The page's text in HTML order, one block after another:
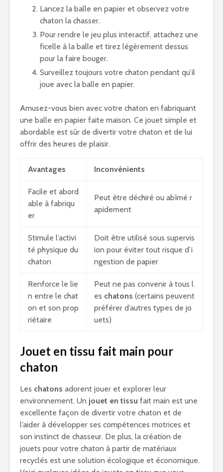
Lancez la balle en papier et observez votre
chaton la chasser.
Pour rendre le jeu plus interactif, attachez une
ficelle à la balle et tirez légèrement dessus
pour la faire bouger.
Surveillez toujours votre chaton pendant qu’il
joue avec la balle en papier.
Amusez-vous bien avec votre chaton en fabriquant
une balle en papier faite maison. Ce jouet simple et
abordable est sûr de divertir votre chaton et de lui
offrir des heures de plaisir.
Avantages Inconvénients
Facile et abord
able à fabriqu
er
Peut être déchiré ou abîmé r
apidement
Stimule l’activi
té physique du
chaton
Doit être utilisé sous supervis
ion pour éviter tout risque d’i
ngestion de papier
Renforce le lie
n entre le chat
on et son prop
riétaire
Peut ne pas convenir à tous l
es chatons (certains peuvent
préférer d’autres types de jo
uets)
Jouet en tissu fait main pour
chaton
Les chatons adorent jouer et explorer leur
environnement. Un jouet en tissu fait main est une
excellente façon de divertir votre chaton et de
l’aider à développer ses compétences motrices et
son instinct de chasseur. De plus, la création de
jouets pour votre chaton à partir de matériaux
recyclés est une solution écologique et économique.